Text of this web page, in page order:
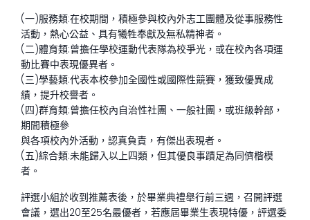
(一)服務類:在校期間，積極參與校內外志工團體及從事服務性
活動，熱心公益、具有犧牲奉獻及無私精神者。
(二)體育類:曾擔任學校運動代表隊為校爭光，或在校內各項運
動比賽中表現優異者。
(三)學藝類:代表本校參加全國性或國際性競賽，獲致優異成
績，提升校譽者。
(四)群育類:曾擔任校內自治性社團、一般社團，或班級幹部，
期間積極參
與各項校內外活動，認真負責，有傑出表現者。
(五)綜合類:未能歸入以上四類，但其優良事蹟足為同儕楷模
者。
評選小組於收到推薦表後，於畢業典禮舉行前三週，召開評選
會議，選出20至25名最優者，若應屆畢業生表現特優，評選委